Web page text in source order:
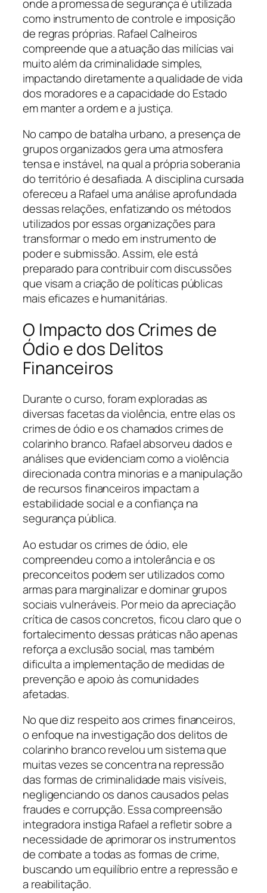
onde a promessa de segurança é utilizada
como instrumento de controle e imposição
de regras próprias. Rafael Calheiros
compreende que a atuação das milícias vai
muito além da criminalidade simples,
impactando diretamente a qualidade de vida
dos moradores e a capacidade do Estado
em manter a ordem e a justiça.
No campo de batalha urbano, a presença de
grupos organizados gera uma atmosfera
tensa e instável, na qual a própria soberania
do território é desafiada. A disciplina cursada
ofereceu a Rafael uma análise aprofundada
dessas relações, enfatizando os métodos
utilizados por essas organizações para
transformar o medo em instrumento de
poder e submissão. Assim, ele está
preparado para contribuir com discussões
que visam a criação de políticas públicas
mais eficazes e humanitárias.
O Impacto dos Crimes de
Ódio e dos Delitos
Financeiros
Durante o curso, foram exploradas as
diversas facetas da violência, entre elas os
crimes de ódio e os chamados crimes de
colarinho branco. Rafael absorveu dados e
análises que evidenciam como a violência
direcionada contra minorias e a manipulação
de recursos financeiros impactam a
estabilidade social e a confiança na
segurança pública.
Ao estudar os crimes de ódio, ele
compreendeu como a intolerância e os
preconceitos podem ser utilizados como
armas para marginalizar e dominar grupos
sociais vulneráveis. Por meio da apreciação
crítica de casos concretos, ficou claro que o
fortalecimento dessas práticas não apenas
reforça a exclusão social, mas também
dificulta a implementação de medidas de
prevenção e apoio às comunidades
afetadas.
No que diz respeito aos crimes financeiros,
o enfoque na investigação dos delitos de
colarinho branco revelou um sistema que
muitas vezes se concentra na repressão
das formas de criminalidade mais visíveis,
negligenciando os danos causados pelas
fraudes e corrupção. Essa compreensão
integradora instiga Rafael a refletir sobre a
necessidade de aprimorar os instrumentos
de combate a todas as formas de crime,
buscando um equilíbrio entre a repressão e
a reabilitação.